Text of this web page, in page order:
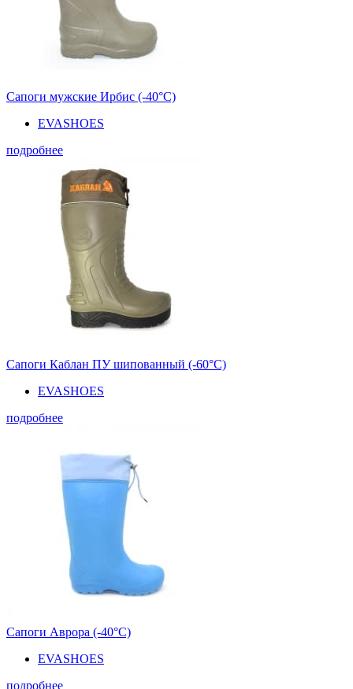
Сапоги мужские Ирбис (-40°С)
EVASHOES
подробнее
Сапоги Каблан ПУ шипованный (-60°С)
EVASHOES
подробнее
Сапоги Аврора (-40°С)
EVASHOES
подробнее